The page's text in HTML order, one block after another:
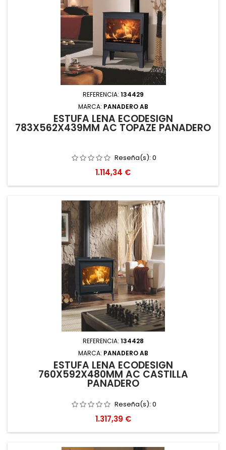
REFERENCIA: 134429
MARCA: PANADERO AB
ESTUFA LEÑA ECODESIGN
783X562X439MM AC TOPAZE PANADERO
Reseña(s): 0
Precio
1.114,34 €
REFERENCIA: 134428
MARCA: PANADERO AB
ESTUFA LEÑA ECODESIGN
760X592X480MM AC CASTILLA
PANADERO
Reseña(s): 0
Precio
1.317,39 €